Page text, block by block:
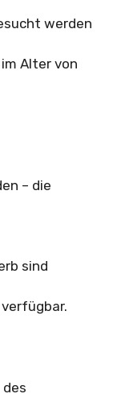
werden
Alter von
– die
sind